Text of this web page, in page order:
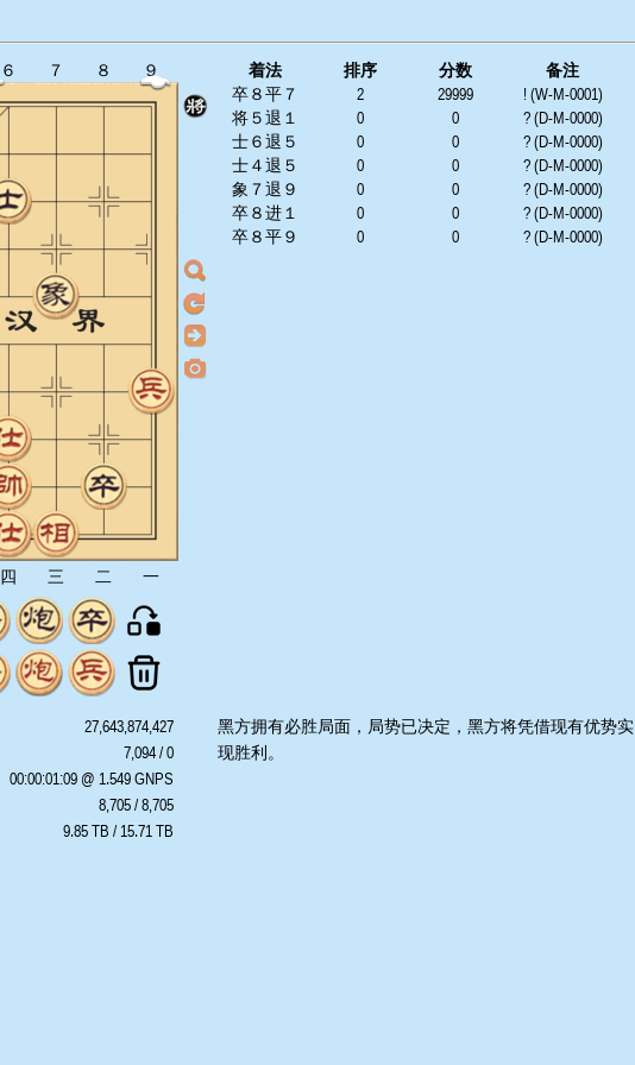
６ ７ ８ ９
四 三 二 一
27,643,874,427
7,094 / 0
00:00:01:09 @ 1.549 GNPS
8,705 / 8,705
9.85 TB / 15.71 TB
着法 排序 分数
备注
卒８平７
2 29999
! (W-M-0001)
将５退１
0 0
? (D-M-0000)
士６退５
0 0
? (D-M-0000)
士４退５
0 0
? (D-M-0000)
象７退９
0 0
? (D-M-0000)
卒８进１
0 0
? (D-M-0000)
卒８平９
0 0 ? (D-M-0000)
黑方拥有必胜局面，局势已决定，黑方将凭借现有优势实
现胜利。